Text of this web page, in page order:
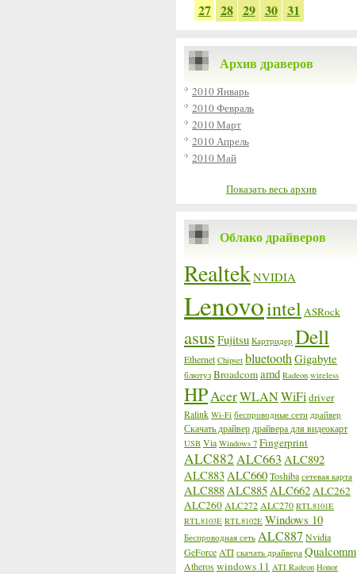
27 28 29 30 31
Архив драверов
2010 Январь
2010 Февраль
2010 Март
2010 Апрель
2010 Май
Показать весь архив
Облако драйверов
RealtekNVIDIA
Lenovointel ASRock
asus Fujitsu Картридер Dell
Ethernet Chipset bluetooth Gigabyte
блютуз Broadcomamd Radeon wireless
HPAcerWLANWiFi driver
Ralink Wi-Fi беспроводные сети драйвер
Скачать драйвер драйвера для видеокарт
USB Via Windows 7 Fingerprint
ALC882 ALC663 ALC892
ALC883ALC660Toshiba сетевая карта
ALC888ALC885ALC662ALC262
ALC260 ALC272 ALC270 RTL8101E
RTL8103E RTL8102E Windows 10
Беспроводная сеть ALC887 Nvidia
GeForce ATI скачать драйвера Qualcomm
Atheroswindows 11 ATI Radeon Honor